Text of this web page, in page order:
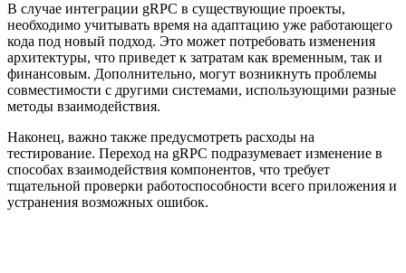
В случае интеграции gRPC в существующие проекты,
необходимо учитывать время на адаптацию уже работающего
кода под новый подход. Это может потребовать изменения
архитектуры, что приведет к затратам как временным, так и
финансовым. Дополнительно, могут возникнуть проблемы
совместимости с другими системами, использующими разные
методы взаимодействия.
Наконец, важно также предусмотреть расходы на
тестирование. Переход на gRPC подразумевает изменение в
способах взаимодействия компонентов, что требует
тщательной проверки работоспособности всего приложения и
устранения возможных ошибок.